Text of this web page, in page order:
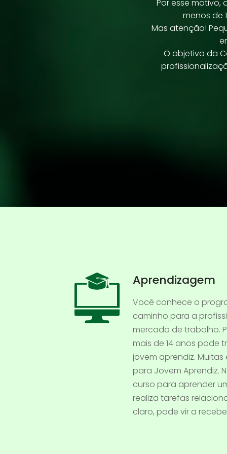
Por esse motivo,
menos de
Mas atenção!
O objetivo da
Aprendizagem
Você conhece o
caminho para a
mercado de trabalho.
mais de 14 anos pode
jovem aprendiz.
para Jovem Aprendiz.
curso para aprender
realiza tarefas
claro, pode vir a